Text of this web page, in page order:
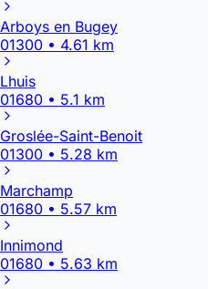
Arboys en Bugey
01300 • 4.61 km
Lhuis
01680 • 5.1 km
Groslée-Saint-Benoit
01300 • 5.28 km
Marchamp
01680 • 5.57 km
Innimond
01680 • 5.63 km